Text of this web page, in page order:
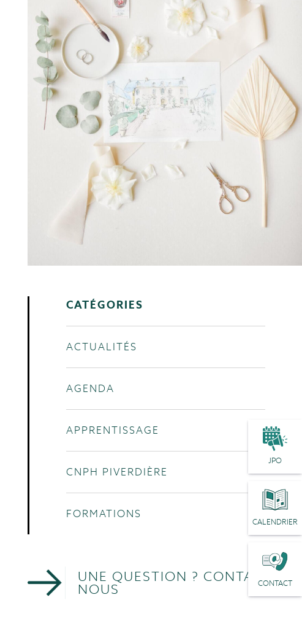
JPO
CALENDRIER
CONTACT
CATÉGORIES
ACTUALITÉS
AGENDA
APPRENTISSAGE
CNPH PIVERDIÈRE
FORMATIONS
UNE QUESTION ? CONTACTEZ-
NOUS